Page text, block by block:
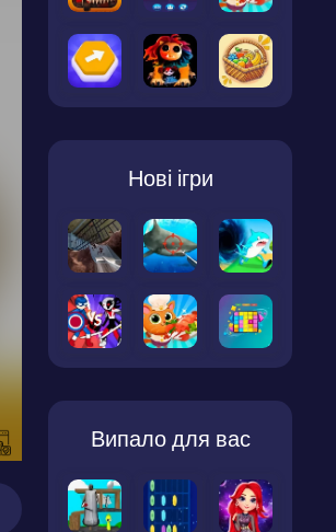
Нові ігри
Випало для вас